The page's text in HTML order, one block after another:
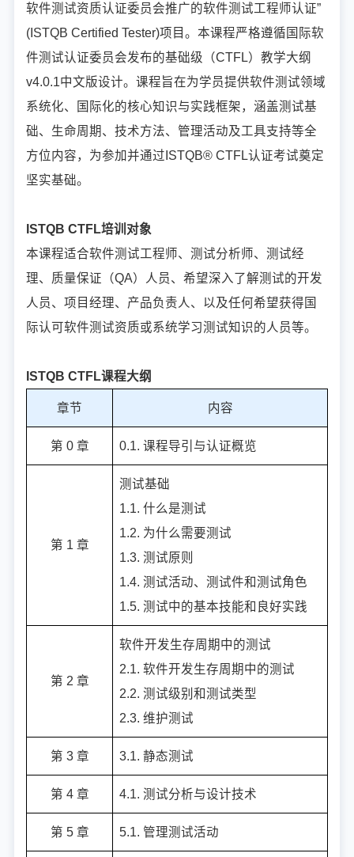
软件测试资质认证委员会推广的软件测试工程师认证”
(ISTQB Certified Tester)项目。本课程严格遵循国际软
件测试认证委员会发布的基础级（CTFL）教学⼤纲
v4.0.1中⽂版设计。课程旨在为学员提供软件测试领域
系统化、国际化的核⼼知识与实践框架，涵盖测试基
础、⽣命周期、技术⽅法、管理活动及⼯具⽀持等全
⽅位内容，为参加并通过ISTQB® CTFL认证考试奠定
坚实基础。
ISTQB CTFL培训对象
本课程适合软件测试⼯程师、测试分析师、测试经
理、质量保证（QA）⼈员、希望深⼊了解测试的开发
⼈员、项⽬经理、产品负责⼈、以及任何希望获得国
际认可软件测试资质或系统学习测试知识的⼈员等。
ISTQB CTFL课程大纲
章节 内容
第 0 章 0.1. 课程导引与认证概览
第 1 章
测试基础
1.1. 什么是测试
1.2. 为什么需要测试
1.3. 测试原则
1.4. 测试活动、测试件和测试角色
1.5. 测试中的基本技能和良好实践
第 2 章
软件开发生存周期中的测试
2.1. 软件开发生存周期中的测试
2.2. 测试级别和测试类型
2.3. 维护测试
第 3 章 3.1. 静态测试
第 4 章 4.1. 测试分析与设计技术
第 5 章 5.1. 管理测试活动